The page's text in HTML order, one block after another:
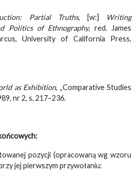
Partial Truths, [w:]
Writing
Politics of Ethnography, red. James
University of California Press,
as Exhibition, „Comparative Studies
nr 2, s. 217–236.
pozycji (opracowaną wg wzoru
jej pierwszym przywołaniu: